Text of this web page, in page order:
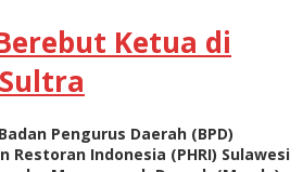
Ketua di
Pengurus Daerah (BPD)
Restoran Indonesia (PHRI) Sulawesi